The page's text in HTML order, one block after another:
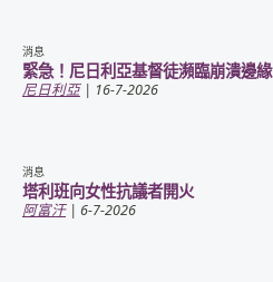
消息
緊急！尼日利亞基督徒瀕臨崩潰邊緣
尼日利亞| 16-7-2026
消息
塔利班向女性抗議者開火
阿富汗| 6-7-2026